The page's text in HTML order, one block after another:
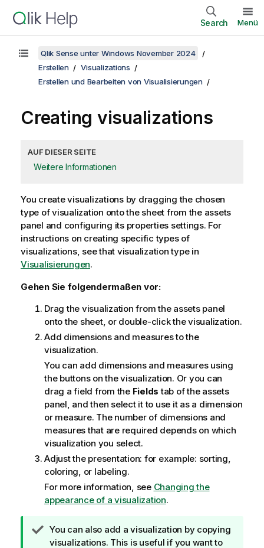
Search Menü
Qlik Sense unter Windows November 2024
Erstellen
Visualizations
Erstellen und Bearbeiten von Visualisierungen
Creating visualizations
AUF DIESER SEITE
Weitere Informationen
You create visualizations by dragging the chosen
type of visualization onto the sheet from the assets
panel and configuring its properties settings. For
instructions on creating specific types of
visualizations, see that visualization type in
Visualisierungen.
Gehen Sie folgendermaßen vor:
Drag the visualization from the assets panel
onto the sheet, or double-click the visualization.
Add dimensions and measures to the
visualization.
You can add dimensions and measures using
the buttons on the visualization. Or you can
drag a field from the Fields tab of the assets
panel, and then select it to use it as a dimension
or measure. The number of dimensions and
measures that are required depends on which
visualization you select.
Adjust the presentation: for example: sorting,
coloring, or labeling.
For more information, see Changing the
appearance of a visualization.
T
i
You can also add a visualization by copying
visualizations. This is useful if you want to